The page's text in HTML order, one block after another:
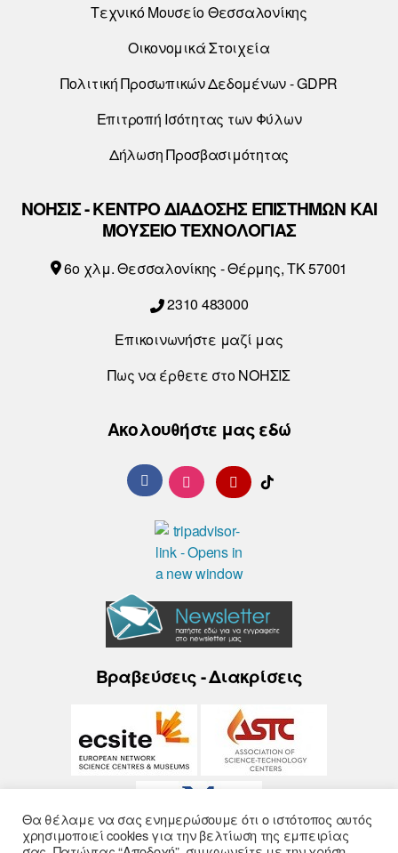
Τεχνικό Μουσείο Θεσσαλονίκης
Οικονομικά Στοιχεία
Πολιτική Προσωπικών Δεδομένων - GDPR
Επιτροπή Ισότητας των Φύλων
Δήλωση Προσβασιμότητας
ΝΟΗΣΙΣ - ΚΕΝΤΡΟ ΔΙΑΔΟΣΗΣ ΕΠΙΣΤΗΜΩΝ ΚΑΙ
ΜΟΥΣΕΙΟ ΤΕΧΝΟΛΟΓΙΑΣ
6o χλμ. Θεσσαλονίκης - Θέρμης, ΤΚ 57001
2310 483000
Επικοινωνήστε μαζί μας
Πως να έρθετε στο ΝΟΗΣΙΣ
Ακολουθήστε μας εδώ
Βραβεύσεις - Διακρίσεις
Θα θέλαμε να σας ενημερώσουμε ότι ο ιστότοπος αυτός
χρησιμοποιεί cookies για την βελτίωση της εμπειρίας